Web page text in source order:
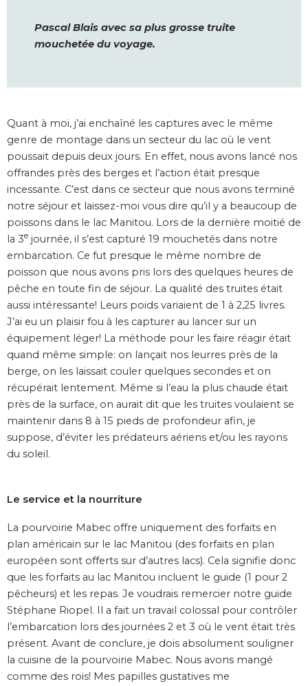
Pascal Blais avec sa plus grosse truite
mouchetée du voyage.
Quant à moi, j’ai enchaîné les captures avec le même
genre de montage dans un secteur du lac où le vent
poussait depuis deux jours. En effet, nous avons lancé nos
offrandes près des berges et l’action était presque
incessante. C’est dans ce secteur que nous avons terminé
notre séjour et laissez-moi vous dire qu’il y a beaucoup de
poissons dans le lac Manitou. Lors de la dernière moitié de
la 3e journée, il s’est capturé 19 mouchetés dans notre
embarcation. Ce fut presque le même nombre de
poisson que nous avons pris lors des quelques heures de
pêche en toute fin de séjour. La qualité des truites était
aussi intéressante! Leurs poids variaient de 1 à 2,25 livres.
J’ai eu un plaisir fou à les capturer au lancer sur un
équipement léger! La méthode pour les faire réagir était
quand même simple: on lançait nos leurres près de la
berge, on les laissait couler quelques secondes et on
récupérait lentement. Même si l’eau la plus chaude était
près de la surface, on aurait dit que les truites voulaient se
maintenir dans 8 à 15 pieds de profondeur afin, je
suppose, d’éviter les prédateurs aériens et/ou les rayons
du soleil.
Le service et la nourriture
La pourvoirie Mabec offre uniquement des forfaits en
plan américain sur le lac Manitou (des forfaits en plan
européen sont offerts sur d’autres lacs). Cela signifie donc
que les forfaits au lac Manitou incluent le guide (1 pour 2
pêcheurs) et les repas. Je voudrais remercier notre guide
Stéphane Riopel. Il a fait un travail colossal pour contrôler
l’embarcation lors des journées 2 et 3 où le vent était très
présent. Avant de conclure, je dois absolument souligner
la cuisine de la pourvoirie Mabec. Nous avons mangé
comme des rois! Mes papilles gustatives me